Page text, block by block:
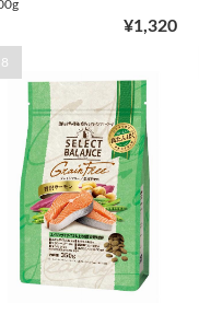
¥1,320
8